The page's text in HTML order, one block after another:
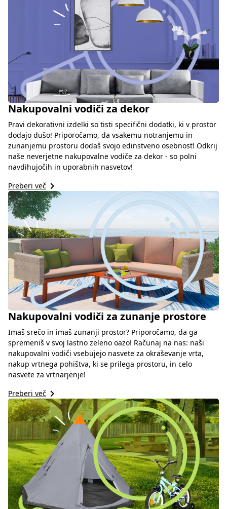
Nakupovalni vodiči za dekor
Pravi dekorativni izdelki so tisti specifični dodatki, ki v prostor
dodajo dušo! Priporočamo, da vsakemu notranjemu in
zunanjemu prostoru dodaš svojo edinstveno osebnost! Odkrij
naše neverjetne nakupovalne vodiče za dekor - so polni
navdihujočih in uporabnih nasvetov!
Preberi več keyboard_arrow_right
Nakupovalni vodiči za zunanje prostore
Imaš srečo in imaš zunanji prostor? Priporočamo, da ga
spremeniš v svoj lastno zeleno oazo! Računaj na nas: naši
nakupovalni vodiči vsebujejo nasvete za okraševanje vrta,
nakup vrtnega pohištva, ki se prilega prostoru, in celo
nasvete za vrtnarjenje!
Preberi več keyboard_arrow_right